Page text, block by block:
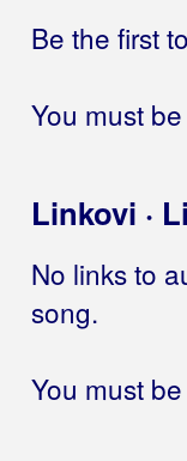
Be the first
You must
Linkovi ·
No links to
song.
You must